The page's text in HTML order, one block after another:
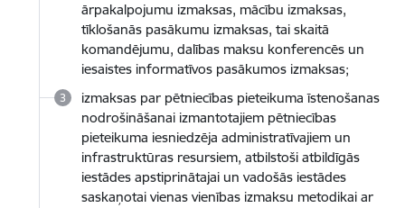
ārpakalpojumu izmaksas, mācību izmaksas,
tīklošanās pasākumu izmaksas, tai skaitā
komandējumu, dalības maksu konferencēs un
iesaistes informatīvos pasākumos izmaksas;
izmaksas par pētniecības pieteikuma īstenošanas
nodrošināšanai izmantotajiem pētniecības
pieteikuma iesniedzēja administratīvajiem un
infrastruktūras resursiem, atbilstoši atbildīgās
iestādes apstiprinātajai un vadošās iestādes
saskaņotai vienas vienības izmaksu metodikai ar